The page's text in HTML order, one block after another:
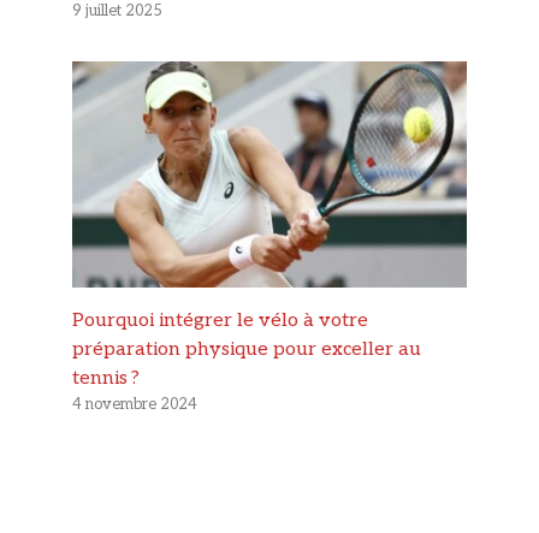
9 juillet 2025
Pourquoi intégrer le vélo à votre
préparation physique pour exceller au
tennis ?
4 novembre 2024